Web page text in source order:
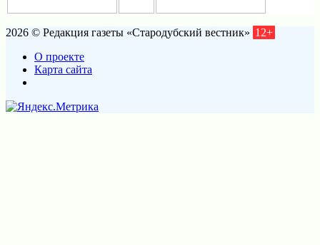
2026 © Редакция газеты «Стародубский вестник» 12+
О проекте
Карта сайта